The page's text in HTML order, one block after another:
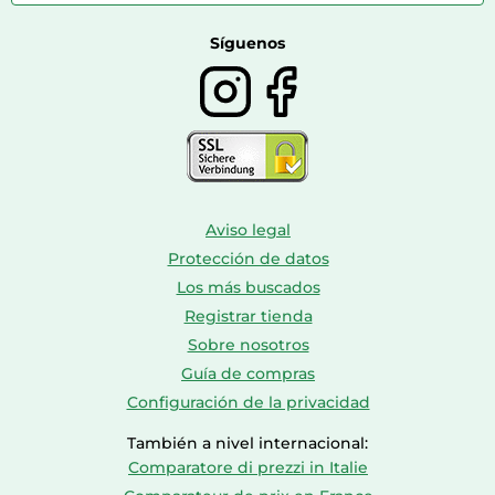
Farmacia veterinaria
Botas mujer
Síguenos
Aviso legal
Protección de datos
Los más buscados
Registrar tienda
Sobre nosotros
Guía de compras
Configuración de la privacidad
También a nivel internacional:
Comparatore di prezzi in Italie